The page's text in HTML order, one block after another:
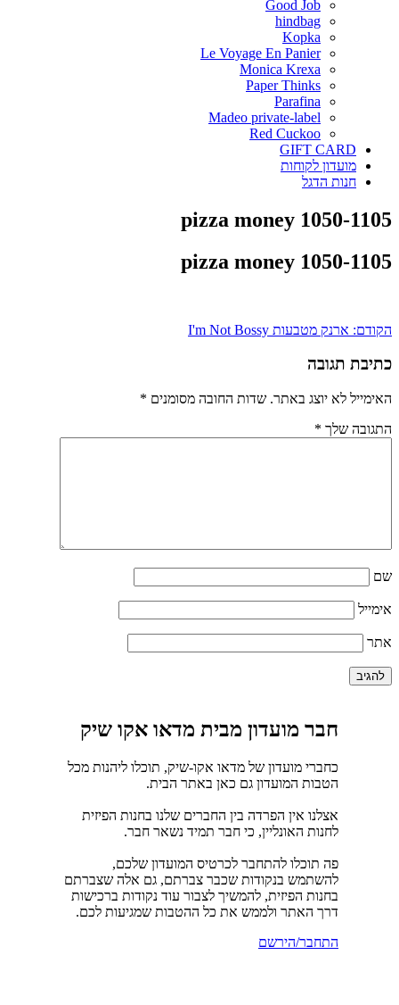
Good Job
hindbag
Kopka
Le Voyage En Panier
Monica Krexa
Paper Thinks
Parafina
Madeo private-label
Red Cuckoo
GIFT CARD
מועדון לקוחות
חנות הדגל
pizza money 1050-1105
pizza money 1050-1105
ניווט
הקודם: ארנק מטבעות I'm Not Bossy
כתיבת תגובה
האימייל לא יוצג באתר. שדות החובה מסומנים *
התגובה שלך *
שם
אימייל
אתר
חבר מועדון מבית מדאו אקו שיק
כחברי מועדון של מדאו אקו-שיק, תוכלו ליהנות מכל
הטבות המועדון גם כאן באתר הבית.
אצלנו אין הפרדה בין החברים שלנו בחנות הפיזית
לחנות האונליין, כי חבר תמיד נשאר חבר.
פה תוכלו להתחבר לכרטיס המועדון שלכם,
להשתמש בנקודות שכבר צברתם, גם אלה שצברתם
בחנות הפיזית, להמשיך לצבור עוד נקודות ברכישות
דרך האתר ולממש את כל ההטבות שמגיעות לכם.
התחבר/הירשם